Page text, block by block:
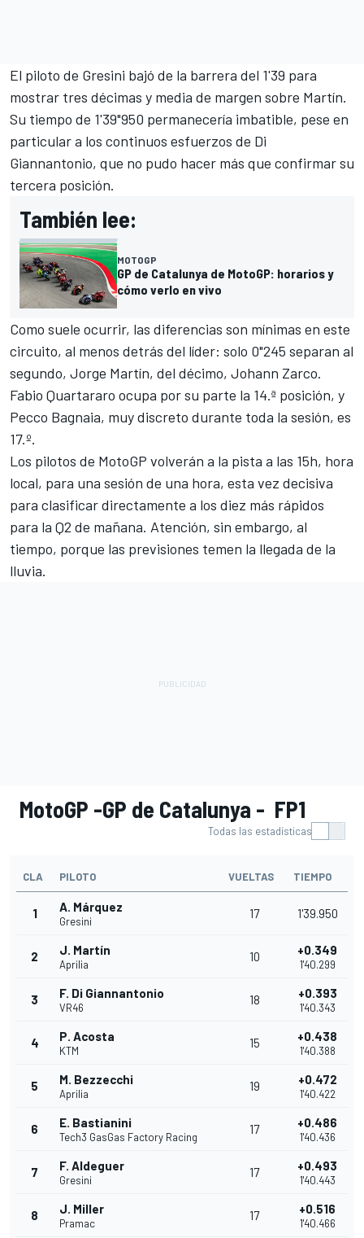
El piloto de Gresini bajó de la barrera del 1'39 para
mostrar tres décimas y media de margen sobre Martín.
Su tiempo de 1'39"950 permanecería imbatible, pese en
particular a los continuos esfuerzos de Di
Giannantonio, que no pudo hacer más que confirmar su
tercera posición.
También lee:
MOTOGP
GP de Catalunya de MotoGP: horarios y
cómo verlo en vivo
Como suele ocurrir, las diferencias son mínimas en este
circuito, al menos detrás del líder: solo 0"245 separan al
segundo, Jorge Martín, del décimo, Johann Zarco.
Fabio Quartararo ocupa por su parte la 14.ª posición, y
Pecco Bagnaia, muy discreto durante toda la sesión, es
17.º.
Los pilotos de MotoGP volverán a la pista a las 15h, hora
local, para una sesión de una hora, esta vez decisiva
para clasificar directamente a los diez más rápidos
para la Q2 de mañana. Atención, sin embargo, al
tiempo, porque las previsiones temen la llegada de la
lluvia.
MotoGP -GP de Catalunya - FP1
Todas las estadísticas
CLA PILOTO VUELTAS TIEMPO
1 A. Márquez
Gresini
17 1'39.950
2 J. Martín
Aprilia
10 +0.349
1'40.299
3 F. Di Giannantonio
VR46
18 +0.393
1'40.343
4 P. Acosta
KTM
15 +0.438
1'40.388
5 M. Bezzecchi
Aprilia
19 +0.472
1'40.422
6 E. Bastianini
Tech3 GasGas Factory Racing
17 +0.486
1'40.436
7 F. Aldeguer
Gresini
17 +0.493
1'40.443
8 J. Miller
Pramac
17 +0.516
1'40.466